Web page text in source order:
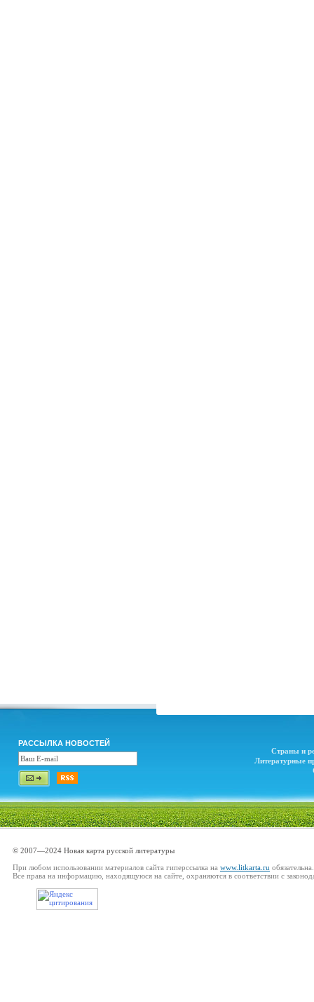
РАССЫЛКА НОВОСТЕЙ
Страны и
Литературные
© 2007—2024 Новая карта русской литературы
При любом использовании материалов сайта гиперссылка на www.litkarta.ru обязательна.
Все права на информацию, находящуюся на сайте, охраняются в соответствии с